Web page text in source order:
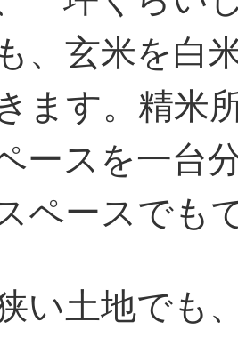
、玄米を白
ます。精米
ースを一台
ペースでも
い土地でも